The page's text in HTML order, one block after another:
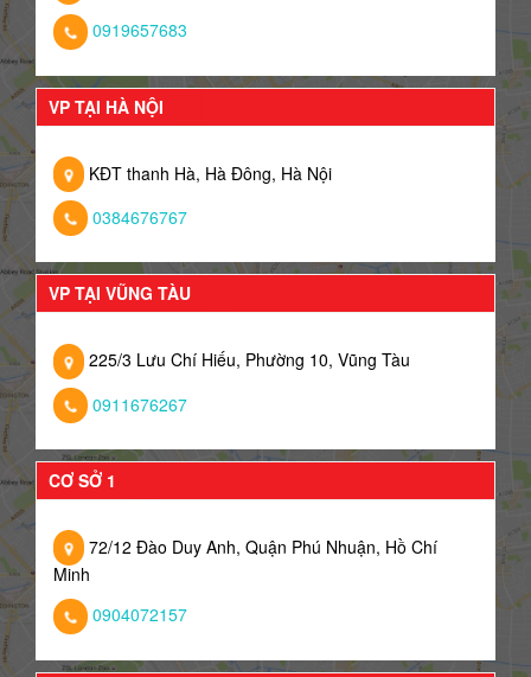
0919657683
VP TẠI HÀ NỘI
KĐT thanh Hà, Hà Đông, Hà Nội
0384676767
VP TẠI VŨNG TÀU
225/3 Lưu Chí Hiếu, Phường 10, Vũng Tàu
0911676267
CƠ SỞ 1
72/12 Đào Duy Anh, Quận Phú Nhuận, Hồ Chí
Minh
0904072157